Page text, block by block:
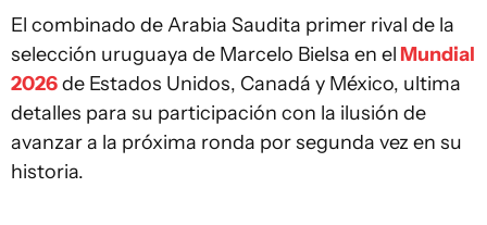
El combinado de Arabia Saudita primer rival de la
selección uruguaya de Marcelo Bielsa en el Mundial
2026de Estados Unidos, Canadá y México, ultima
detalles para su participación con la ilusión de
avanzar a la próxima ronda por segunda vez en su
historia.